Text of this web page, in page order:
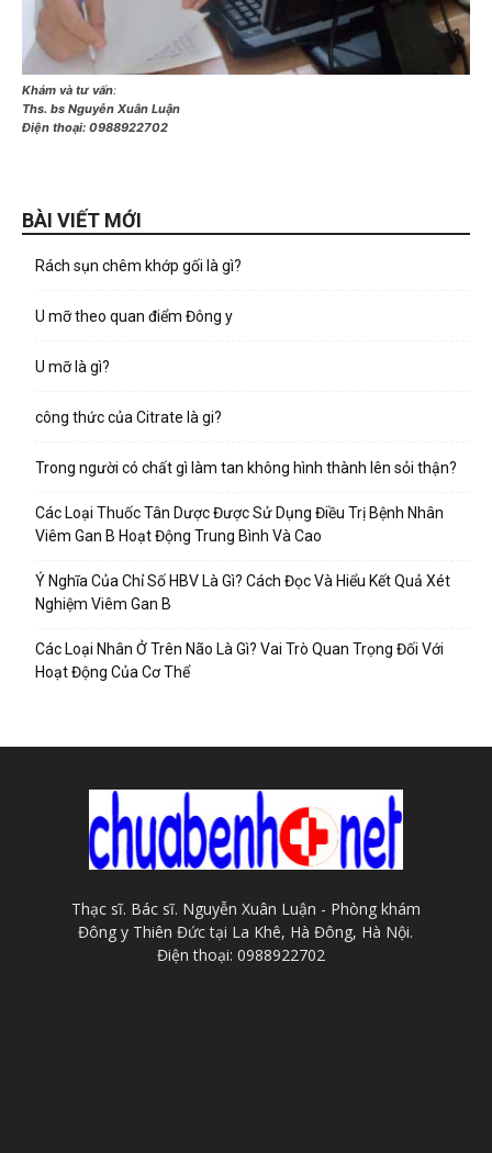
Khám và tư vấn:
Ths. bs Nguyễn Xuân Luận
Điện thoại: 0988922702
BÀI VIẾT MỚI
Rách sụn chêm khớp gối là gì?
U mỡ theo quan điểm Đông y
U mỡ là gì?
công thức của Citrate là gi?
Trong người có chất gì làm tan không hình thành lên sỏi thận?
Các Loại Thuốc Tân Dược Được Sử Dụng Điều Trị Bệnh Nhân
Viêm Gan B Hoạt Động Trung Bình Và Cao
Ý Nghĩa Của Chỉ Số HBV Là Gì? Cách Đọc Và Hiểu Kết Quả Xét
Nghiệm Viêm Gan B
Các Loại Nhân Ở Trên Não Là Gì? Vai Trò Quan Trọng Đối Với
Hoạt Động Của Cơ Thể
Thạc sĩ. Bác sĩ. Nguyễn Xuân Luận - Phòng khám
Đông y Thiên Đức tại La Khê, Hà Đông, Hà Nội.
Điện thoại: 0988922702